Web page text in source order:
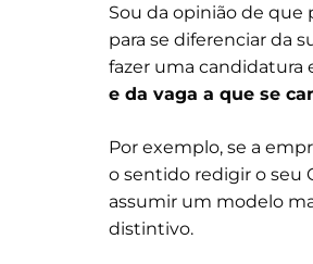
Sou da opinião de que
para se diferenciar da
fazer uma candidatura
e da vaga a que se
Por exemplo, se a
o sentido redigir o seu
assumir um modelo
distintivo.